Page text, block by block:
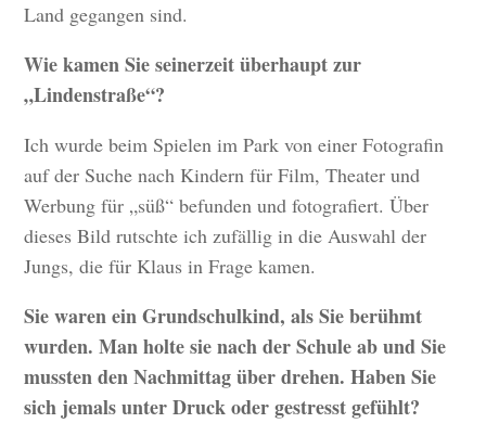
Land gegangen sind.
Wie kamen Sie seinerzeit überhaupt zur
„Lindenstraße“?
Ich wurde beim Spielen im Park von einer Fotografin
auf der Suche nach Kindern für Film, Theater und
Werbung für „süß“ befunden und fotografiert. Über
dieses Bild rutschte ich zufällig in die Auswahl der
Jungs, die für Klaus in Frage kamen.
Sie waren ein Grundschulkind, als Sie berühmt
wurden. Man holte sie nach der Schule ab und Sie
mussten den Nachmittag über drehen. Haben Sie
sich jemals unter Druck oder gestresst gefühlt?